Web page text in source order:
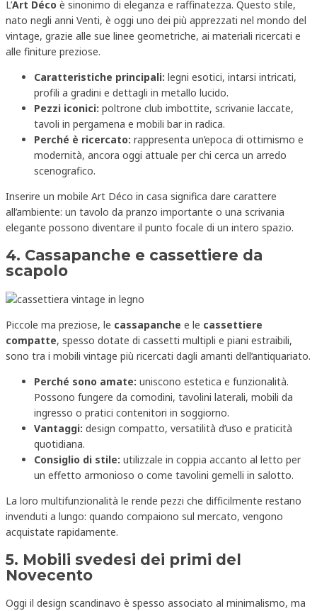
L’Art Déco è sinonimo di eleganza e raffinatezza. Questo stile,
nato negli anni Venti, è oggi uno dei più apprezzati nel mondo del
vintage, grazie alle sue linee geometriche, ai materiali ricercati e
alle finiture preziose.
Caratteristiche principali: legni esotici, intarsi intricati,
profili a gradini e dettagli in metallo lucido.
Pezzi iconici: poltrone club imbottite, scrivanie laccate,
tavoli in pergamena e mobili bar in radica.
Perché è ricercato: rappresenta un’epoca di ottimismo e
modernità, ancora oggi attuale per chi cerca un arredo
scenografico.
Inserire un mobile Art Déco in casa significa dare carattere
all’ambiente: un tavolo da pranzo importante o una scrivania
elegante possono diventare il punto focale di un intero spazio.
4. Cassapanche e cassettiere da
scapolo
Piccole ma preziose, le cassapanche e le cassettiere
compatte, spesso dotate di cassetti multipli e piani estraibili,
sono tra i mobili vintage più ricercati dagli amanti dell’antiquariato.
Perché sono amate: uniscono estetica e funzionalità.
Possono fungere da comodini, tavolini laterali, mobili da
ingresso o pratici contenitori in soggiorno.
Vantaggi: design compatto, versatilità d’uso e praticità
quotidiana.
Consiglio di stile: utilizzale in coppia accanto al letto per
un effetto armonioso o come tavolini gemelli in salotto.
La loro multifunzionalità le rende pezzi che difficilmente restano
invenduti a lungo: quando compaiono sul mercato, vengono
acquistate rapidamente.
5. Mobili svedesi dei primi del
Novecento
Oggi il design scandinavo è spesso associato al minimalismo, ma